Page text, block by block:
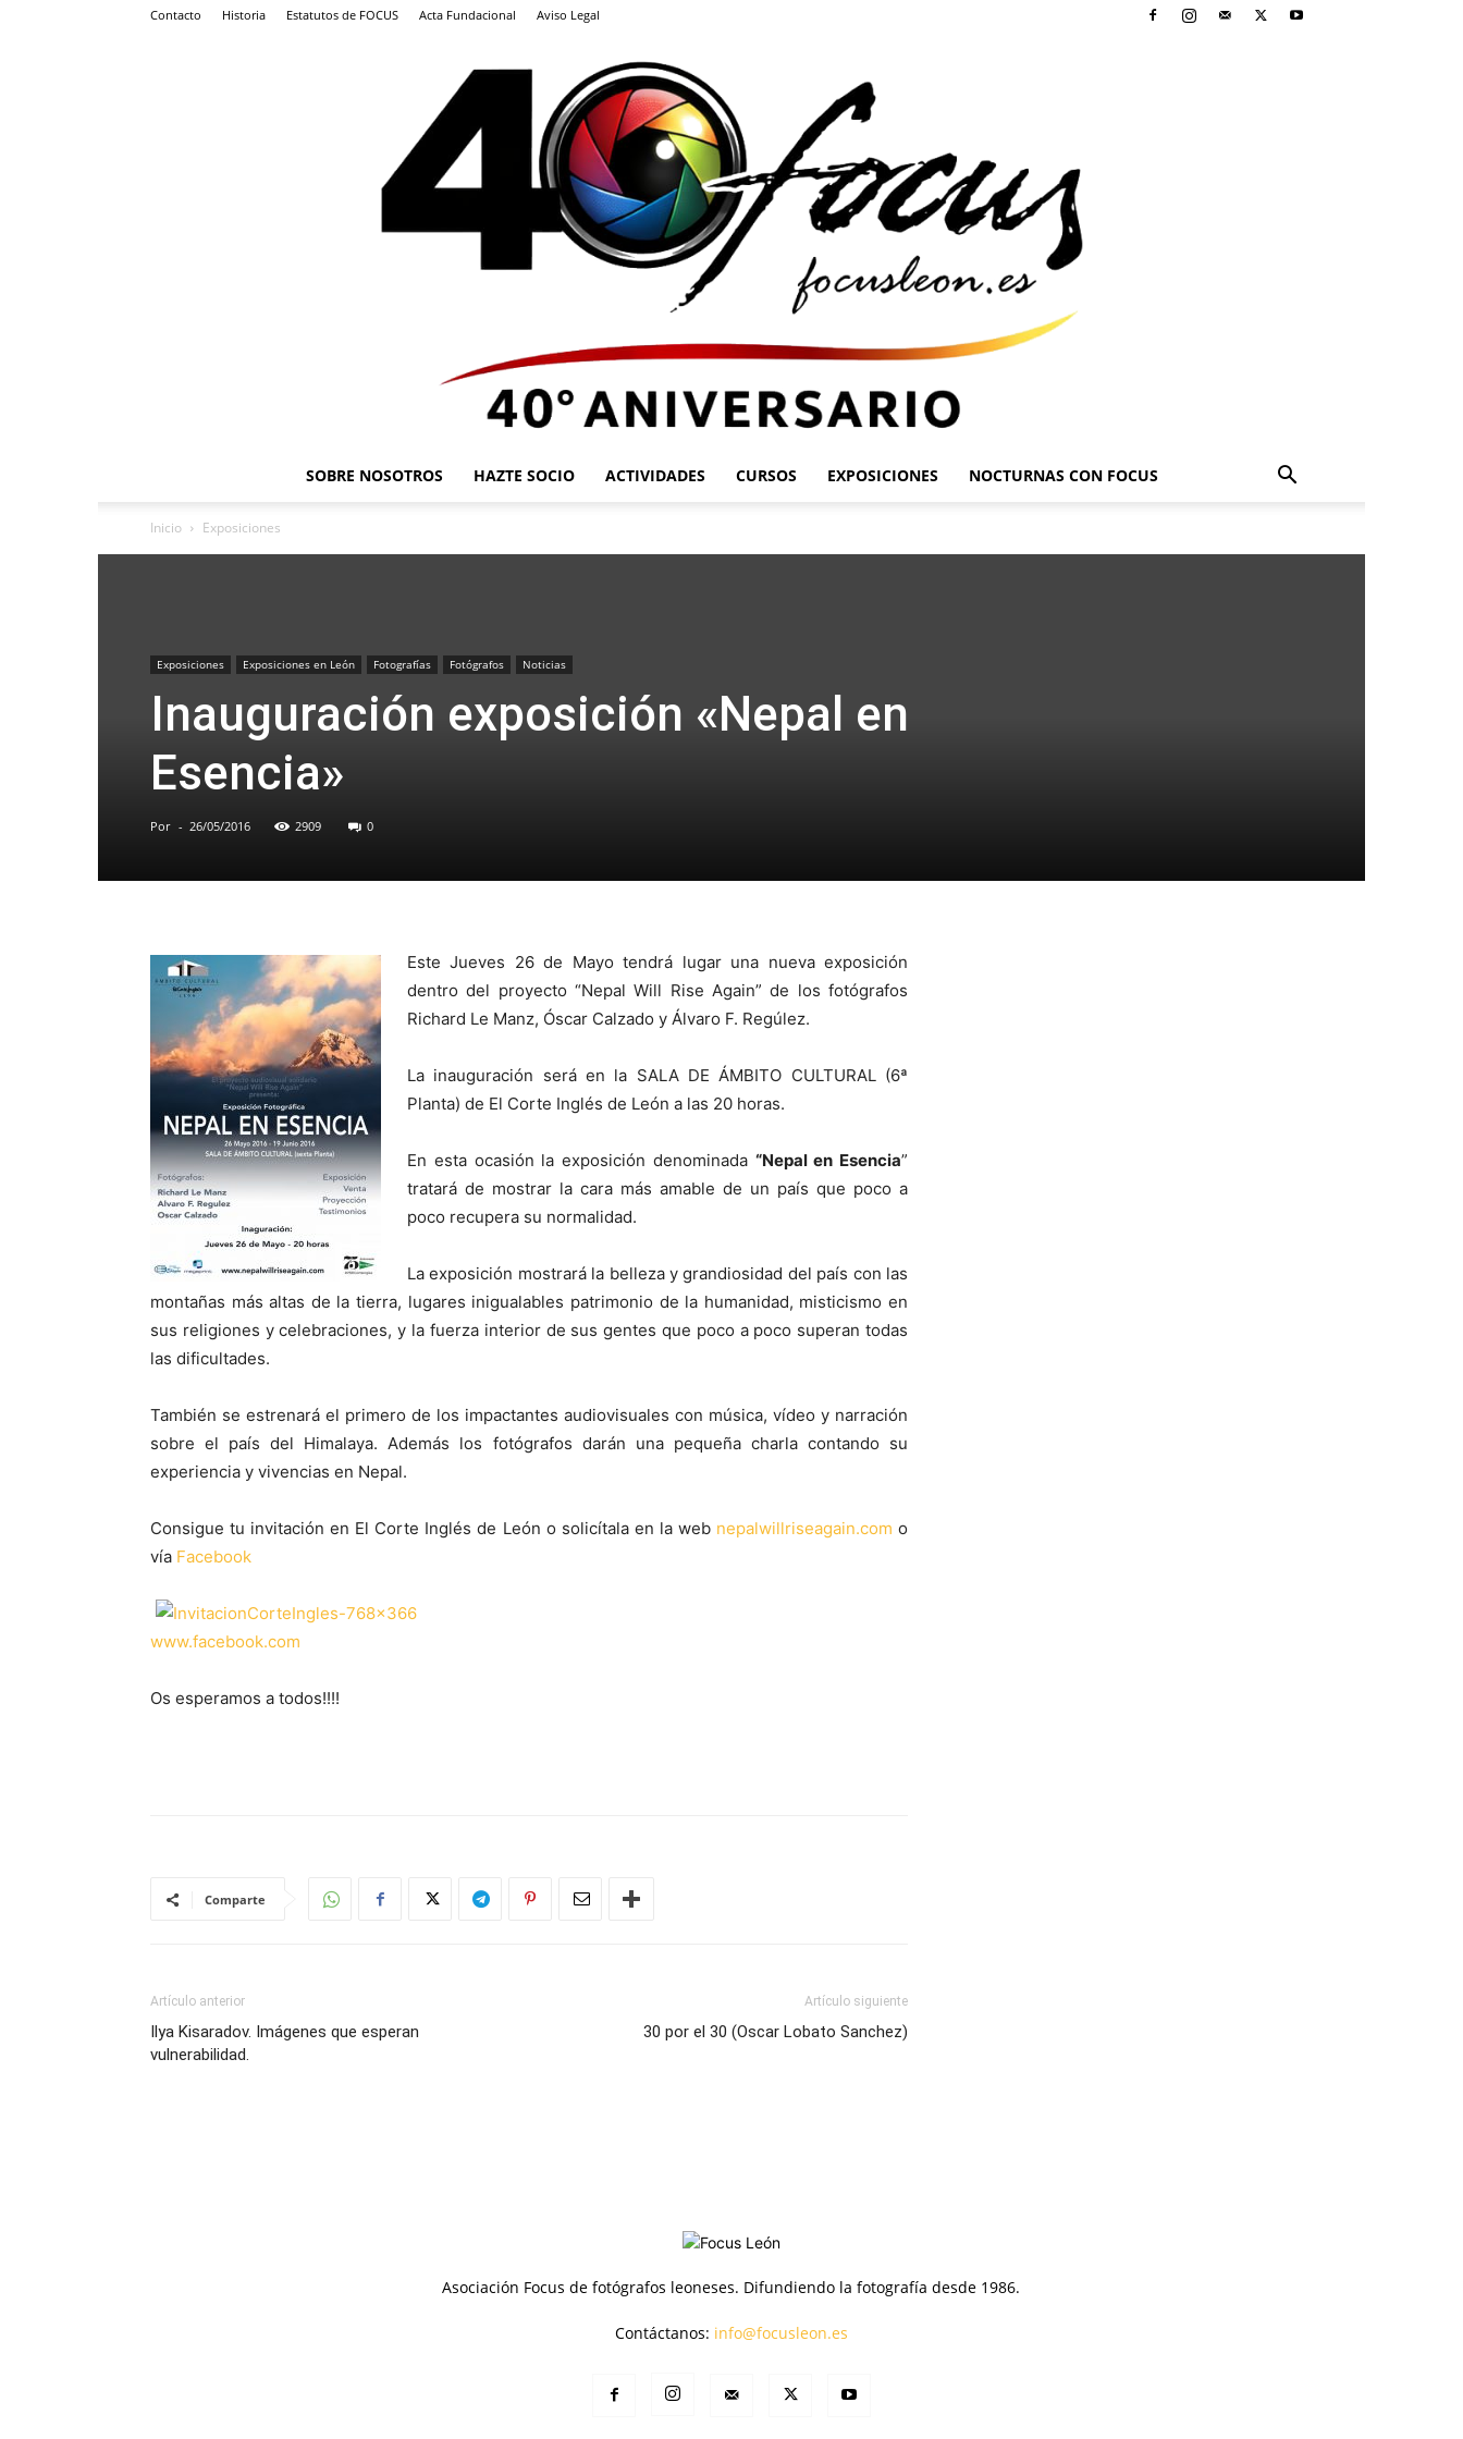
Contacto Historia Estatutos de FOCUS Acta Fundacional Aviso Legal
SOBRE NOSOTROS HAZTE SOCIO ACTIVIDADES CURSOS EXPOSICIONES NOCTURNAS CON FOCUS
Inicio Exposiciones
Exposiciones Exposiciones en León Fotografías Fotógrafos Noticias
Inauguración exposición «Nepal en
Esencia»
Por - 26/05/2016 2909 0
Este Jueves 26 de Mayo tendrá lugar una nueva exposición
dentro del proyecto “Nepal Will Rise Again” de los fotógrafos
Richard Le Manz, Óscar Calzado y Álvaro F. Regúlez.
La inauguración será en la SALA DE ÁMBITO CULTURAL (6ª
Planta) de El Corte Inglés de León a las 20 horas.
En esta ocasión la exposición denominada “Nepal en Esencia”
tratará de mostrar la cara más amable de un país que poco a
poco recupera su normalidad.
La exposición mostrará la belleza y grandiosidad del país con las
montañas más altas de la tierra, lugares inigualables patrimonio de la humanidad, misticismo en
sus religiones y celebraciones, y la fuerza interior de sus gentes que poco a poco superan todas
las dificultades.
También se estrenará el primero de los impactantes audiovisuales con música, vídeo y narración
sobre el país del Himalaya. Además los fotógrafos darán una pequeña charla contando su
experiencia y vivencias en Nepal.
Consigue tu invitación en El Corte Inglés de León o solicítala en la web nepalwillriseagain.com o
vía Facebook
www.facebook.com
Os esperamos a todos!!!!
Comparte
Artículo anterior
Ilya Kisaradov. Imágenes que esperan
vulnerabilidad.
Artículo siguiente
30 por el 30 (Oscar Lobato Sanchez)
Asociación Focus de fotógrafos leoneses. Difundiendo la fotografía desde 1986.
Contáctanos: info@focusleon.es